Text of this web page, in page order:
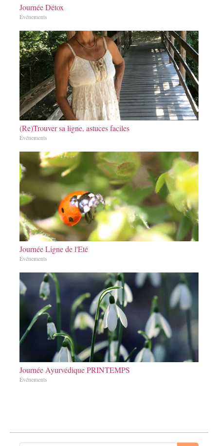
Journée Détox
Événements
(Re)Trouver sa ligne, astuces faciles
Événements
Journée Ligne de l'Eté
Événements
Journée Ayurvédique PRINTEMPS
Événements